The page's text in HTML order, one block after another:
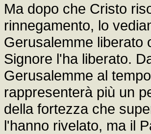
Ma dopo che Cristo
rinnegamento, lo
Gerusalemme liberato
Signore l'ha liberato.
Gerusalemme al
rappresenterà più un
della fortezza che
l'hanno rivelato, ma il